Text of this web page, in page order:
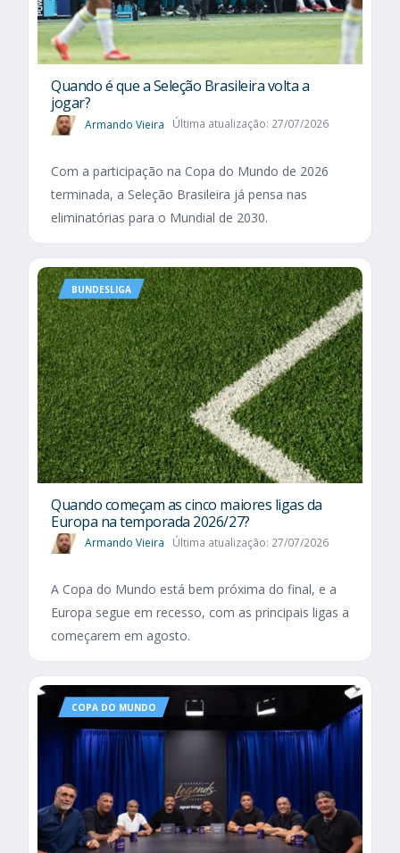
Quando é que a Seleção Brasileira volta a
jogar?
Armando Vieira Última atualização: 27/07/2026
Com a participação na Copa do Mundo de 2026
terminada, a Seleção Brasileira já pensa nas
eliminatórias para o Mundial de 2030.
BUNDESLIGA
Quando começam as cinco maiores ligas da
Europa na temporada 2026/27?
Armando Vieira Última atualização: 27/07/2026
A Copa do Mundo está bem próxima do final, e a
Europa segue em recesso, com as principais ligas a
começarem em agosto.
COPA DO MUNDO